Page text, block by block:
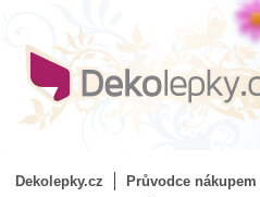
Dekolepky.cz Průvodce nákupem